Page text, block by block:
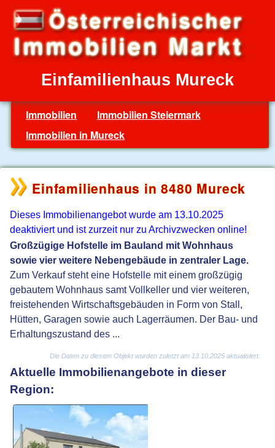
Einfamilienhaus Mureck
Immobilien
Immobilien Steiermark
Immobilien in Mureck
Einfamilienhaus in 8480 Mureck
Dieses Immobilienangebot wurde am 13.10.2025
deaktiviert und ist zurzeit nur zu Archivzwecken online!
Großzügige Hofstelle im Bauland mit Wohnhaus
sowie vier weitere Nebengebäude in zentraler Lage.
Zum Verkauf steht eine Hofstelle mit einem großzügig
gebautem Wohnhaus samt Vollkeller und vier weiteren,
freistehenden Wirtschaftsgebäuden in Form von Stall,
Hütten, Garagen sowie auch Lagerräumen. Der Bau- und
Erhaltungszustand des ...
Die Daten zu diesem Objekt wurden zuletzt am 13.10.2025 aktualisiert.
Aktuelle Immobilienangebote in dieser
Region: